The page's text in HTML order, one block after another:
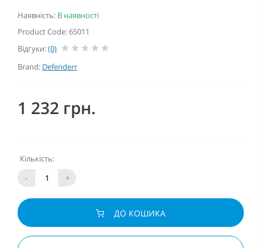
Наявність: В наявності
Product Code: 65011
Відгуки:(0)
Brand: Defenderr
1 232 грн.
Кількість:
-
+
ДО КОШИКА